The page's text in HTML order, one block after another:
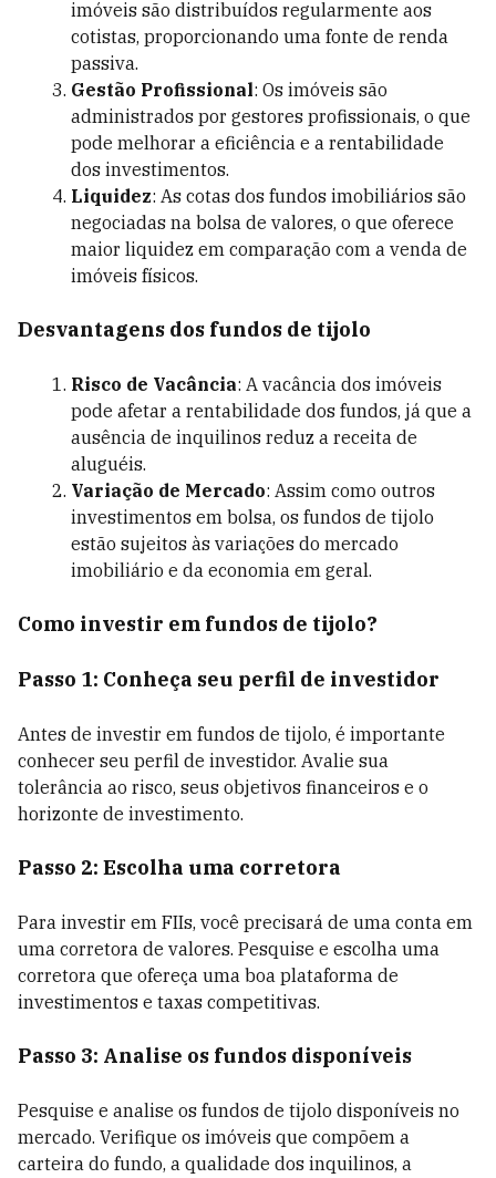
imóveis são distribuídos regularmente aos
cotistas, proporcionando uma fonte de renda
passiva.
Gestão Profissional: Os imóveis são
administrados por gestores profissionais, o que
pode melhorar a eficiência e a rentabilidade
dos investimentos.
Liquidez: As cotas dos fundos imobiliários são
negociadas na bolsa de valores, o que oferece
maior liquidez em comparação com a venda de
imóveis físicos.
Desvantagens dos fundos de tijolo
Risco de Vacância: A vacância dos imóveis
pode afetar a rentabilidade dos fundos, já que a
ausência de inquilinos reduz a receita de
aluguéis.
Variação de Mercado: Assim como outros
investimentos em bolsa, os fundos de tijolo
estão sujeitos às variações do mercado
imobiliário e da economia em geral.
Como investir em fundos de tijolo?
Passo 1: Conheça seu perfil de investidor
Antes de investir em fundos de tijolo, é importante
conhecer seu perfil de investidor. Avalie sua
tolerância ao risco, seus objetivos financeiros e o
horizonte de investimento.
Passo 2: Escolha uma corretora
Para investir em FIIs, você precisará de uma conta em
uma corretora de valores. Pesquise e escolha uma
corretora que ofereça uma boa plataforma de
investimentos e taxas competitivas.
Passo 3: Analise os fundos disponíveis
Pesquise e analise os fundos de tijolo disponíveis no
mercado. Verifique os imóveis que compõem a
carteira do fundo, a qualidade dos inquilinos, a